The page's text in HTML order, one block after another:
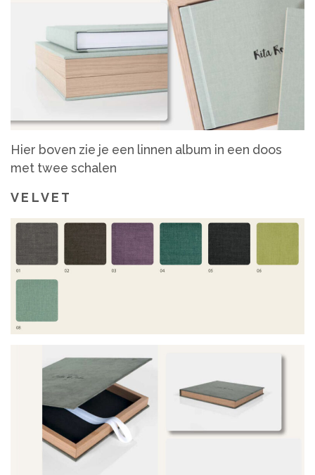
Hier boven zie je een linnen album in een doos
met twee schalen
V E L V E T